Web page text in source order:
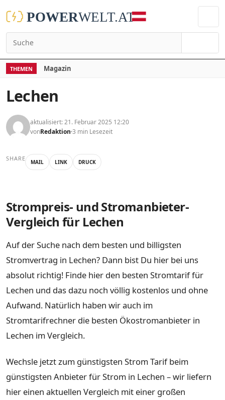
THEMEN Magazin
Lechen
aktualisiert: 21. Februar 2025 12:20
vonRedaktion 3 min Lesezeit
SHARE MAIL LINK DRUCK
Strompreis- und Stromanbieter-
Vergleich für Lechen
Auf der Suche nach dem besten und billigsten
Stromvertrag in Lechen? Dann bist Du hier bei uns
absolut richtig! Finde hier den besten Stromtarif für
Lechen und das dazu noch völlig kostenlos und ohne
Aufwand. Natürlich haben wir auch im
Stromtarifrechner die besten Ökostromanbieter in
Lechen im Vergleich.
Wechsle jetzt zum günstigsten Strom Tarif beim
günstigsten Anbieter für Strom in Lechen – wir liefern
hier einen aktuellen Vergleich mit einer großen